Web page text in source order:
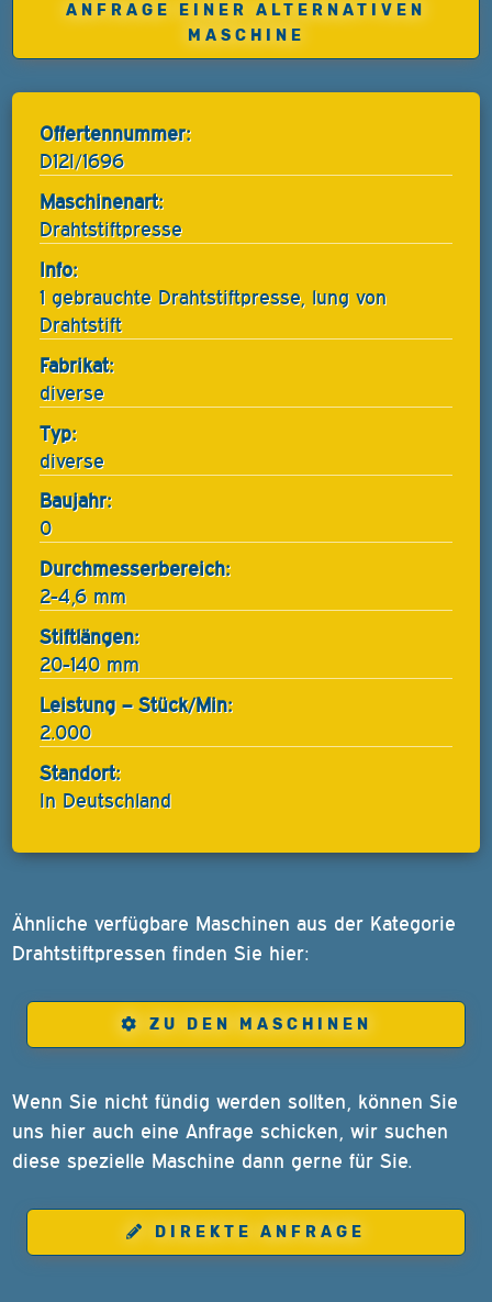
ANFRAGE EINER ALTERNATIVEN
MASCHINE
Offertennummer:
D12I/1696
Maschinenart:
Drahtstiftpresse
Info:
1 gebrauchte Drahtstiftpresse, lung von
Drahtstift
Fabrikat:
diverse
Typ:
diverse
Baujahr:
0
Durchmesserbereich:
2-4,6 mm
Stiftlängen:
20-140 mm
Leistung – Stück/Min:
2.000
Standort:
In Deutschland
Ähnliche verfügbare Maschinen aus der Kategorie
Drahtstiftpressen finden Sie hier:
ZU DEN MASCHINEN
Wenn Sie nicht fündig werden sollten, können Sie
uns hier auch eine Anfrage schicken, wir suchen
diese spezielle Maschine dann gerne für Sie.
DIREKTE ANFRAGE